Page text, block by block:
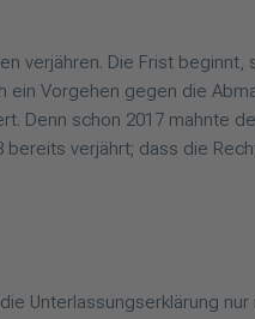
verjähren. Die Frist beginnt,
Vorgehen gegen die
Denn schon 2017 mahnte
verjährt; dass die
Unterlassungserklärung